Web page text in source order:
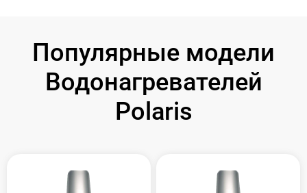
Популярные модели
Водонагревателей
Polaris